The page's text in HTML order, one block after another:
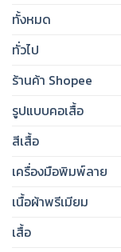
ทั้งหมด
ทั่วไป
ร้านค้า Shopee
รูปแบบคอเสื้อ
สีเสื้อ
เครื่องมือพิมพ์ลาย
เนื้อผ้าพรีเมียม
เสื้อ